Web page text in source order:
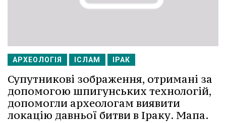
АРХЕОЛОГІЯ ІСЛАМ ІРАК
Супутникові зображення, отримані за
допомогою шпигунських технологій,
допомогли археологам виявити
локацію давньої битви в Іраку. Мапа.